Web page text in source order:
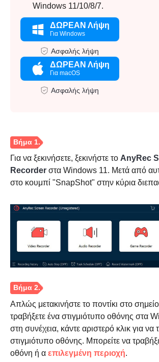
Windows 11/10/8/7.
ΔΩΡΕΑΝ Λήψη
Για Windows
Ασφαλής λήψη
ΔΩΡΕΑΝ Λήψη
Για macOS
Ασφαλής λήψη
Για να ξεκινήσετε, ξεκινήστε το AnyRec
Recorder στα Windows 11. Μετά από
στο κουμπί "SnapShot" στην κύρια
Απλώς μετακινήστε το ποντίκι στο
τραβήξετε ένα στιγμιότυπο οθόνης στα
στη συνέχεια, κάντε αριστερό κλικ για να
στιγμιότυπο οθόνης. Μπορείτε να
οθόνη ή α επιλεγμένη περιοχή.